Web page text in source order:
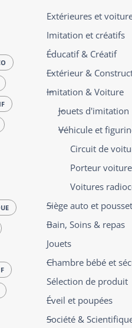
Extérieures et
Imitation et créatifs
Éducatif & Créatif
Extérieur &
Imitation & Voiture
Jouets d'imitation
Véhicule et
Circuit de
Porteur voiture
Voitures
Siège auto et
Bain, Soins & repas
Jouets
Chambre bébé et
Sélection de produit
Éveil et poupées
Société &